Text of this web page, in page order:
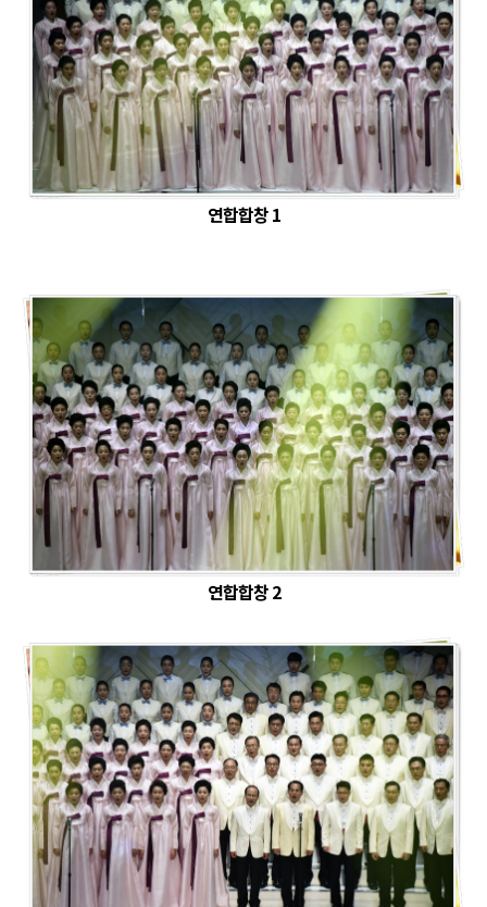
연합합창 1
연합합창 2